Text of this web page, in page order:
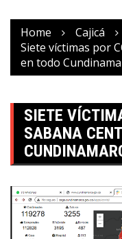
Home
Cajicá
Siete víctimas por
en todo
SIETE
SABANA